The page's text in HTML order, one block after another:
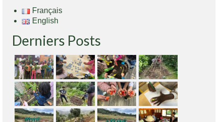
Français
English
Derniers Posts